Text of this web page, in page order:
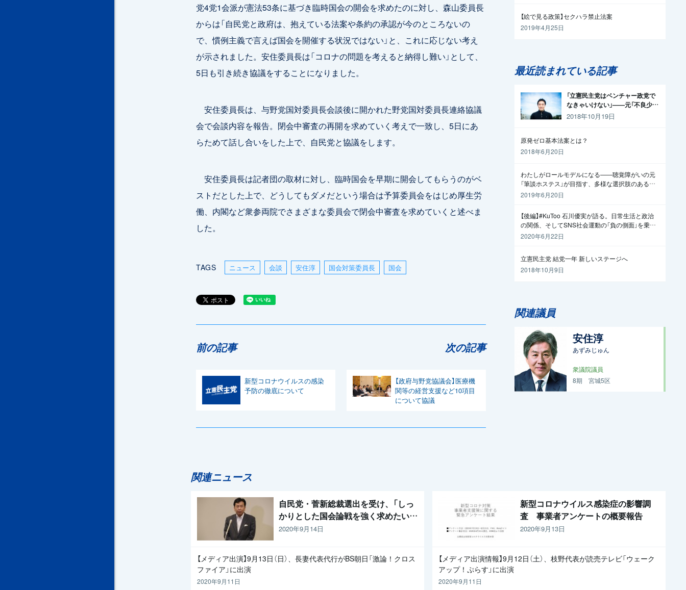
党4党1会派が憲法53条に基づき臨時国会の開会を求めたのに対し、森山委員長
からは「自民党と政府は、抱えている法案や条約の承認が今のところないの
で、慣例主義で言えば国会を開催する状況ではない」と、これに応じない考え
が示されました。安住委員長は「コロナの問題を考えると納得し難い」として、
5日も引き続き協議をすることになりました。
安住委員長は、与野党国対委員長会談後に開かれた野党国対委員長連絡協議
会で会談内容を報告。閉会中審査の再開を求めていく考えで一致し、5日にあ
らためて話し合いをした上で、自民党と協議をします。
安住委員長は記者団の取材に対し、臨時国会を早期に開会してもらうのがベ
ストだとした上で、どうしてもダメだという場合は予算委員会をはじめ厚生労
働、内閣など衆参両院でさまざまな委員会で閉会中審査を求めていくと述べま
した。
TAGS ニュース 会談 安住淳 国会対策委員長 国会
前の記事
新型コロナウイルスの感染
予防の徹底について
次の記事
【政府与野党協議会】医療機
関等の経営支援など10項目
について協議
【絵で見る政策】セクハラ禁止法案
2019年4月25日
最近読まれている記事
「立憲民主党はベンチャー政党で
なきゃいけない」——元「不良少
年」の起業家が政治家になった理
2018年10月19日
原発ゼロ基本法案とは？
2018年6月20日
わたしがロールモデルになる——聴覚障がいの元
「筆談ホステス」が目指す、多様な選択肢のある社
会
2019年6月20日
【後編】#KuToo 石川優実が語る。日常生活と政治
の関係、そしてSNS社会運動の「負の側面」を乗り
越えるには
2020年6月22日
立憲民主党 結党一年 新しいステージへ
2018年10月9日
関連議員
安住淳
あずみじゅん
衆議院議員
8期宮城5区
関連ニュース
自民党・菅新総裁選出を受け、「しっ
かりとした国会論戦を強く求めたい」
と枝野代表
2020年9月14日
【メディア出演】9月13日（日）、長妻代表代行がBS朝日「激論！クロス
ファイア」に出演
2020年9月11日
新型コロナウイルス感染症の影響調
査 事業者アンケートの概要報告
2020年9月13日
【メディア出演情報】9月12日（土）、枝野代表が読売テレビ「ウェーク
アップ！ぷらす」に出演
2020年9月11日